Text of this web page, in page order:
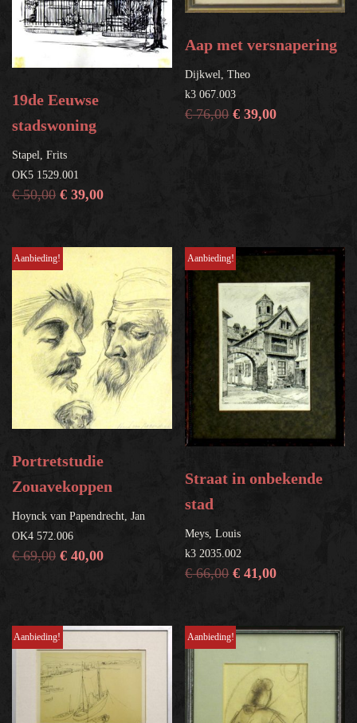
19de Eeuwse
stadswoning
Stapel, Frits
OK5 1529.001
€50,00 € 39,00
Aap met versnapering
Dijkwel, Theo
k3 067.003
€76,00 € 39,00
Aanbieding!
Portretstudie
Zouavekoppen
Hoynck van Papendrecht, Jan
OK4 572.006
€69,00 € 40,00
Aanbieding!
Straat in onbekende
stad
Meys, Louis
k3 2035.002
€66,00 € 41,00
Aanbieding! Aanbieding!